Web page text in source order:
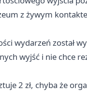
z żywym
wydarzeń został
wyjść i nie chce
2 zł, chyba że